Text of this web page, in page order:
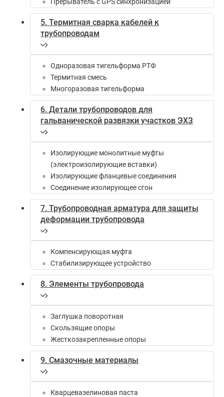
5. Термитная сварка кабелей к
трубопроводам
Одноразовая тигельформа РТФ
Термитная смесь
Многоразовая тигельформа
6. Детали трубопроводов для
гальванической развязки участков ЭХЗ
Изолирующие монолитные муфты
(электроизолирующие вставки)
Изолирующие фланцевые соединения
Соединение изолирующее сгон
7. Трубопроводная арматура для защиты
деформации трубопровода
Компенсирующая муфта
Стабилизирующее устройство
8. Элементы трубопровода
Заглушка поворотная
Скользящие опоры
Жесткозакрепленные опоры
9. Смазочные материалы
Кварцевазелиновая паста